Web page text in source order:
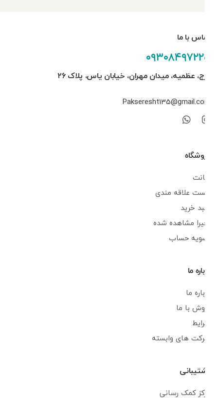
تماس با ما
۰۹۳۰۸۴۹۷۲۲۵
کرج، عظمیه، میدان مهران، خیابان یاس، پلاک ۲۶
Pakseresht135@gmail.com
فروشگاه
اکانت
لیست علاقه مندی
سبد خرید
اخیرا مشاهده شده
تسویه حساب
درباره ما
درباره ما
فروش با ما
شرایط
شرکت های وابسته
پشتیبانی
مرکز کمک رسانی